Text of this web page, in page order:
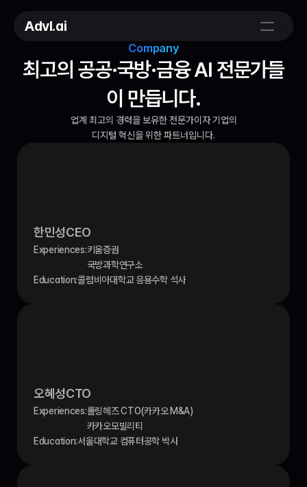
Company
최고의 공공·국방·금융 AI 전문가들
이 만듭니다.
업계 최고의 경력을 보유한 전문가이자 기업의
디지털 혁신을 위한 파트너입니다.
한민성CEO
Experiences:키움증권
국방과학연구소
Education:콜럼비아대학교 응용수학 석사
오혜성CTO
Experiences:롤링헤즈 CTO(카카오 M&A)
카카오모빌리티
Education:서울대학교 컴퓨터공학 박사
Advl.ai